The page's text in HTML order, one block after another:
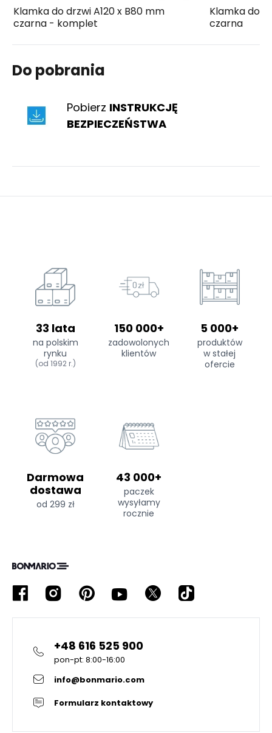
Klamka do drzwi A120 x B80 mm
czarna - komplet
Klamka do
czarna
Do pobrania
Pobierz INSTRUKCJĘ
BEZPIECZEŃSTWA
33 lata
na polskim
rynku
(od 1992 r.)
150 000+
zadowolonych
klientów
5 000+
produktów
w stałej
ofercie
Darmowa
dostawa
od 299 zł
43 000+
paczek
wysyłamy
rocznie
+48 616 525 900
pon-pt: 8:00-16:00
info@bonmario.com
Formularz kontaktowy